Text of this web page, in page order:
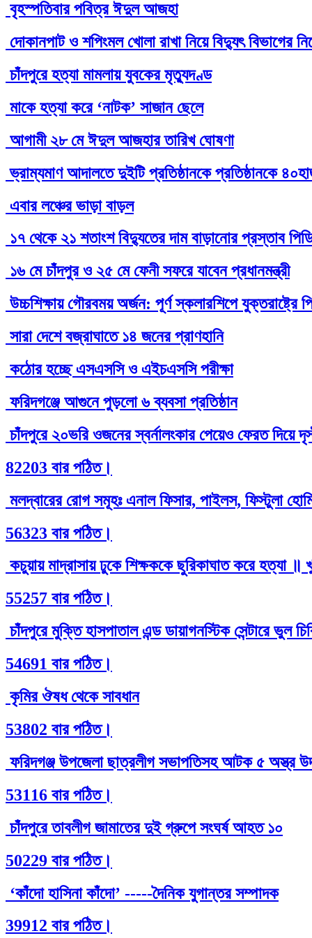
বৃহস্পতিবার পবিত্র ঈদুল আজহা
দোকানপাট ও শপিংমল খোলা রাখা নিয়ে বিদ্যুৎ বিভাগের
চাঁদপুরে হত্যা মামলায় যুবকের মৃত্যুদণ্ড
মাকে হত্যা করে ‘নাটক’ সাজান ছেলে
আগামী ২৮ মে ঈদুল আজহার তারিখ ঘোষণা
ভ্রাম্যমাণ আদালতে দুইটি প্রতিষ্ঠানকে প্রতিষ্ঠানকে
এবার লঞ্চের ভাড়া বাড়ল
১৭ থেকে ২১ শতাংশ বিদ্যুতের দাম বাড়ানোর প্রস্তাব
১৬ মে চাঁদপুর ও ২৫ মে ফেনী সফরে যাবেন প্রধানমন্ত্রী
উচ্চশিক্ষায় গৌরবময় অর্জন: পূর্ণ স্কলারশিপে
সারা দেশে বজ্রাঘাতে ১৪ জনের প্রাণহানি
কঠোর হচ্ছে এসএসসি ও এইচএসসি পরীক্ষা
ফরিদগঞ্জে আগুনে পুড়লো ৬ ব্যবসা প্রতিষ্ঠান
চাঁদপুরে ২০ভরি ওজনের স্বর্নালংকার পেয়েও ফেরত দিয়ে
82203 বার পঠিত।
মলদ্বারের রোগ সমূহঃ এনাল ফিসার, পাইলস, ফিস্টুলা
56323 বার পঠিত।
কচুয়ায় মাদ্রাসায় ঢুকে শিক্ষককে ছুরিকাঘাত করে হত্যা ॥
55257 বার পঠিত।
চাঁদপুরে মুক্তি হাসপাতাল এন্ড ডায়াগনস্টিক সেন্টারে ভুল
54691 বার পঠিত।
কৃমির ঔষধ থেকে সাবধান
53802 বার পঠিত।
ফরিদগঞ্জ উপজেলা ছাত্রলীগ সভাপতিসহ আটক ৫ অস্ত্র
53116 বার পঠিত।
চাঁদপুরে তাবলীগ জামাতের দুই গ্রুপে সংঘর্ষ আহত ১০
50229 বার পঠিত।
‘কাঁদো হাসিনা কাঁদো’ -----দৈনিক যুগান্তর সম্পাদক
39912 বার পঠিত।